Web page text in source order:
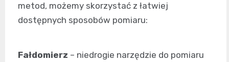
metod, możemy skorzystać z łatwiej
dostępnych sposobów pomiaru:
Fałdomierz – niedrogie narzędzie do pomiaru